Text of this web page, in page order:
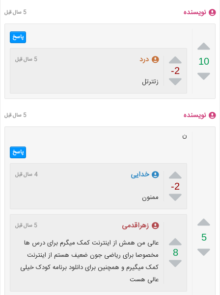
نویسنده 5 سال قبل

10

پاسخ

-2

درد 5 سال قبل
زتترتل
نویسنده 5 سال قبل

5

ن
پاسخ

-2

خدایی 4 سال قبل
ممنون

8

زهراقدمی 5 سال قبل
عالی من همش از اینترنت کمک میگرم برای درس ها
مخصوصا برای ریاضی جون ضعیف هستم از اینترنت
کمک میگیرم و همچنین برای دانلود برنامه کودک خیلی
عالی هست